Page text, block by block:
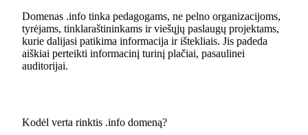
Domenas .info tinka pedagogams, ne pelno organizacijoms,
tyrėjams, tinklaraštininkams ir viešųjų paslaugų projektams,
kurie dalijasi patikima informacija ir ištekliais. Jis padeda
aiškiai perteikti informacinį turinį plačiai, pasaulinei
auditorijai.
Kodėl verta rinktis .info domeną?